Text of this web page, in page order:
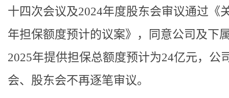
十四次会议及2024年度股东会审议通过《
年担保额度预计的议案》，同意公司及下
2025年提供担保总额度预计为24亿元，公
会、股东会不再逐笔审议。